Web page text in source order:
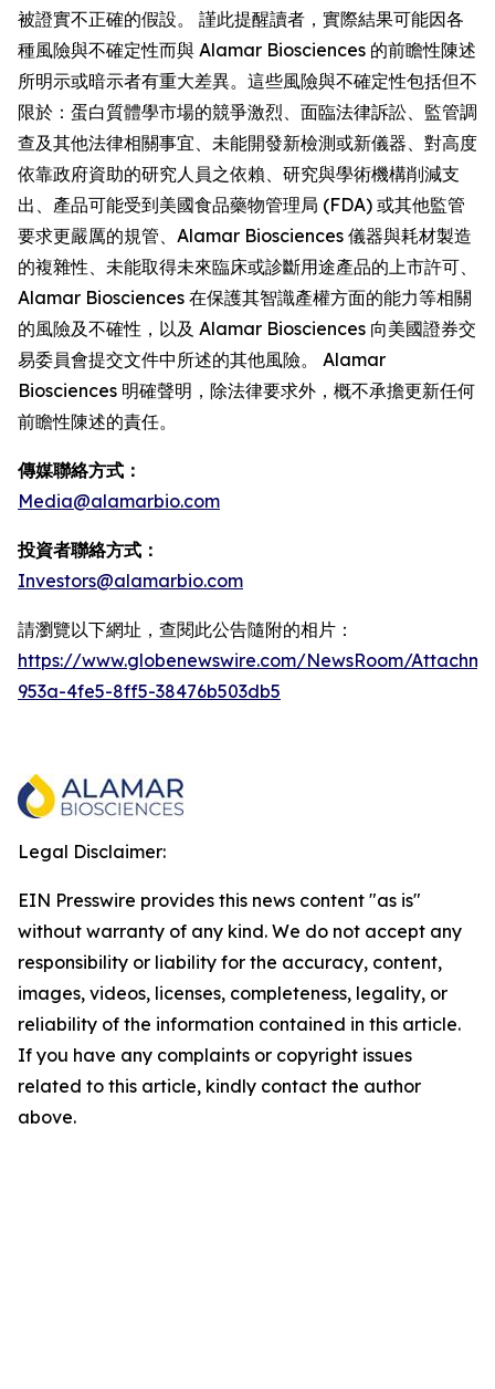
被證實不正確的假設。 謹此提醒讀者，實際結果可能因各
種風險與不確定性而與 Alamar Biosciences 的前瞻性陳述
所明示或暗示者有重大差異。這些風險與不確定性包括但不
限於：蛋白質體學市場的競爭激烈、面臨法律訴訟、監管調
查及其他法律相關事宜、未能開發新檢測或新儀器、對高度
依靠政府資助的研究人員之依賴、研究與學術機構削減支
出、產品可能受到美國食品藥物管理局 (FDA) 或其他監管
要求更嚴厲的規管、Alamar Biosciences 儀器與耗材製造
的複雜性、未能取得未來臨床或診斷用途產品的上市許可、
Alamar Biosciences 在保護其智識產權方面的能力等相關
的風險及不確性，以及 Alamar Biosciences 向美國證券交
易委員會提交文件中所述的其他風險。 Alamar
Biosciences 明確聲明，除法律要求外，概不承擔更新任何
前瞻性陳述的責任。
傳媒聯絡方式：
Media@alamarbio.com
投資者聯絡方式：
Investors@alamarbio.com
請瀏覽以下網址，查閱此公告隨附的相片：
https://www.globenewswire.com/NewsRoom/
953a-4fe5-8ff5-38476b503db5
Legal Disclaimer:
EIN Presswire provides this news content "as is"
without warranty of any kind. We do not accept any
responsibility or liability for the accuracy, content,
images, videos, licenses, completeness, legality, or
reliability of the information contained in this article.
If you have any complaints or copyright issues
related to this article, kindly contact the author
above.